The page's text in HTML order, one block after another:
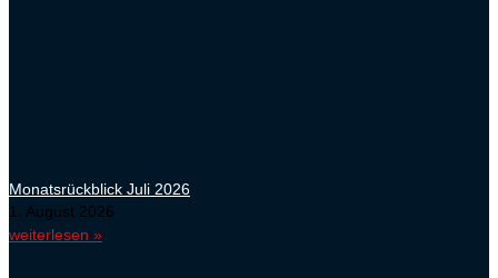
Monatsrückblick Juli 2026
1. August 2026
weiterlesen »